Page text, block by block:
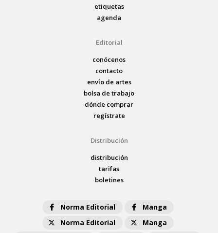
etiquetas
agenda
Editorial
conócenos
contacto
envío de artes
bolsa de trabajo
dónde comprar
regístrate
Distribución
distribución
tarifas
boletines
Norma Editorial
Manga
Norma Editorial
Manga